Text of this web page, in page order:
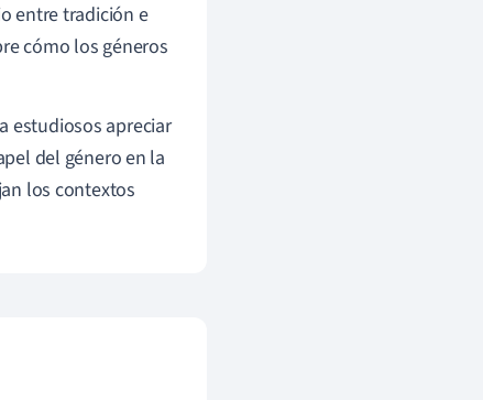
entre tradición e
cómo los géneros
estudiosos apreciar
del género en la
los contextos